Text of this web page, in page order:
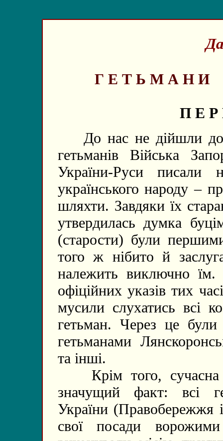
Г Е Т Ь М А Н И
П Е
До нас не дійшли
гетьманів Війська
України-Руси писали
українського народу –
шляхти. Завдяки їх
утвердилась думка
(старости) були
того ж нібито й
належить виключно
офіційних указів тих
мусили слухатись всі
гетьман. Через це були
гетьманами
та інші.
Крім того, сучасна
значущий факт: всі
України (Правобережжя
свої посади